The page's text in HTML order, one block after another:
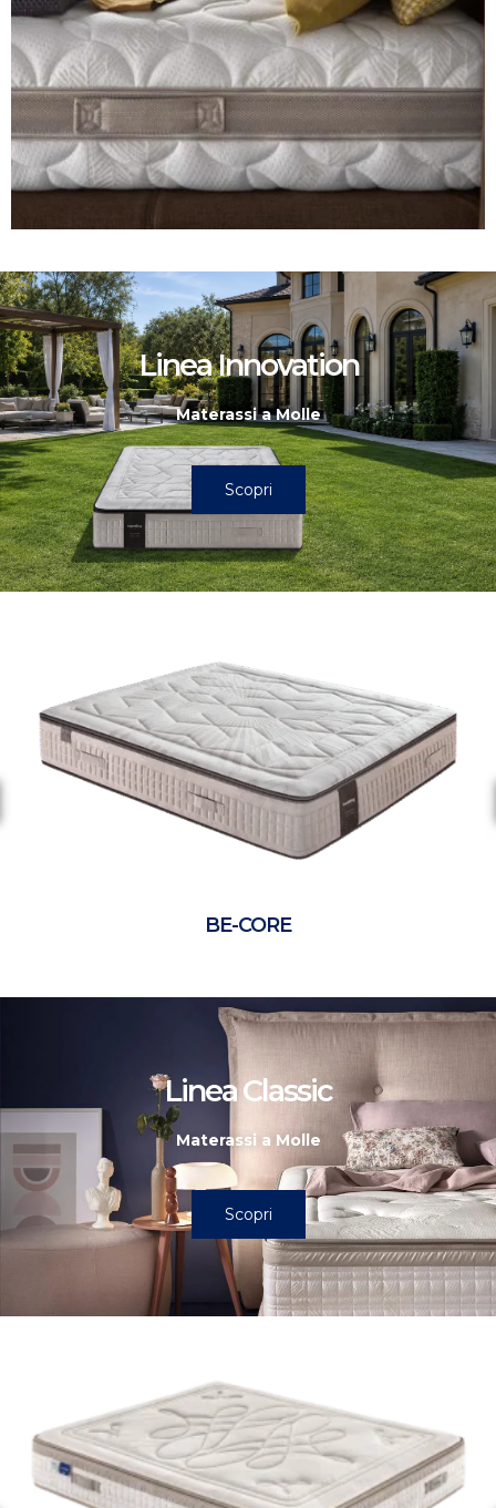
Linea Innovation
Materassi a Molle
Scopri
BE-CORE
Linea Classic
Materassi a Molle
Scopri